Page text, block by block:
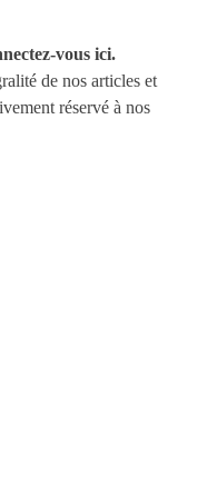
vous ici.
de nos articles et
réservé à nos